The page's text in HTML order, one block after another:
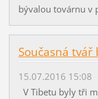
bývalou továrnu v
Současná
15.07.2016 15:08
V Tibetu byly tři